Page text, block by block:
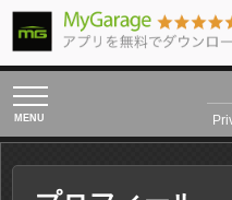
toggle
navigation